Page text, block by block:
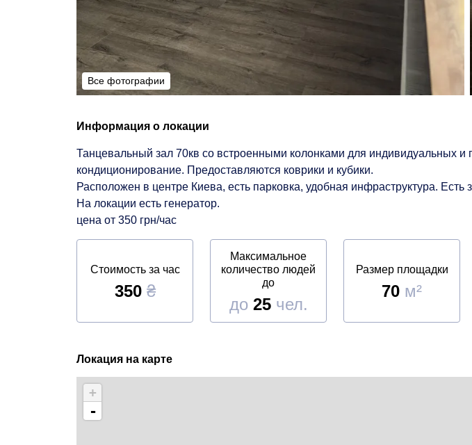
Все фотографии
Все фотографии
Информация о локации
Танцевальный зал 70кв со встроенными колонками для индивидуальных и
кондиционирование. Предоставляются коврики и кубики.
Расположен в центре Киева, есть парковка, удобная инфраструктура.
На локации есть генератор.
цена от 350 грн/час
Стоимость за час
350₴
Максимальное
количество людей
до
до 25чел.
Размер площадки
70 м²
Локация на карте
+
-